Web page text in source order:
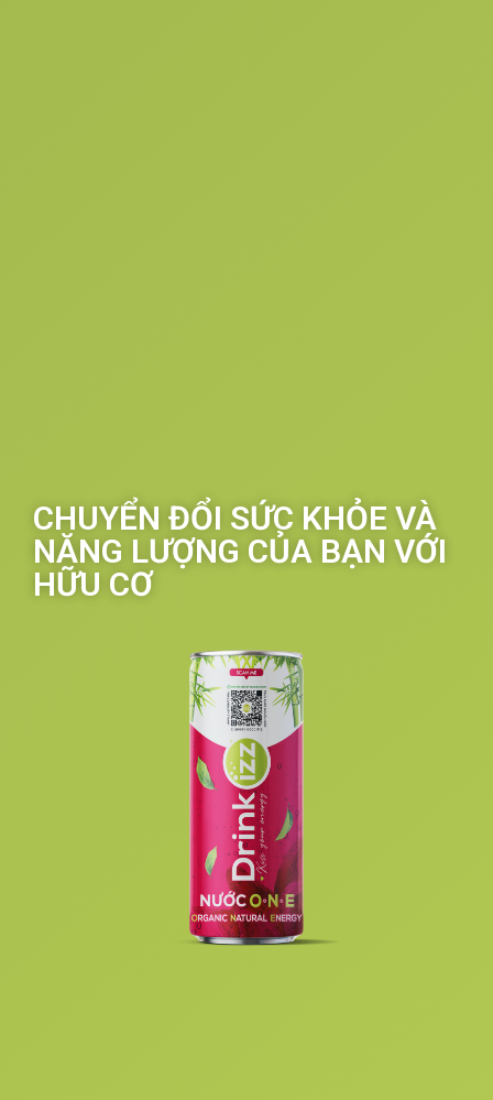
CHUYỂN ĐỔI SỨC KHỎE VÀ
NĂNG LƯỢNG CỦA BẠN VỚI
HỮU CƠ